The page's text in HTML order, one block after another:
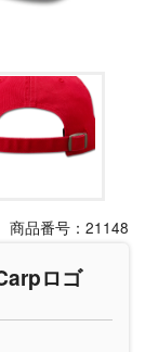
商品番号：21148
ロゴ